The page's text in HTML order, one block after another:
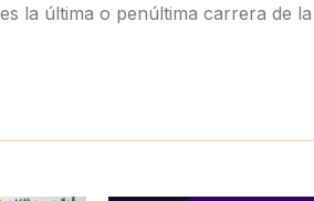
la última o penúltima carrera de la